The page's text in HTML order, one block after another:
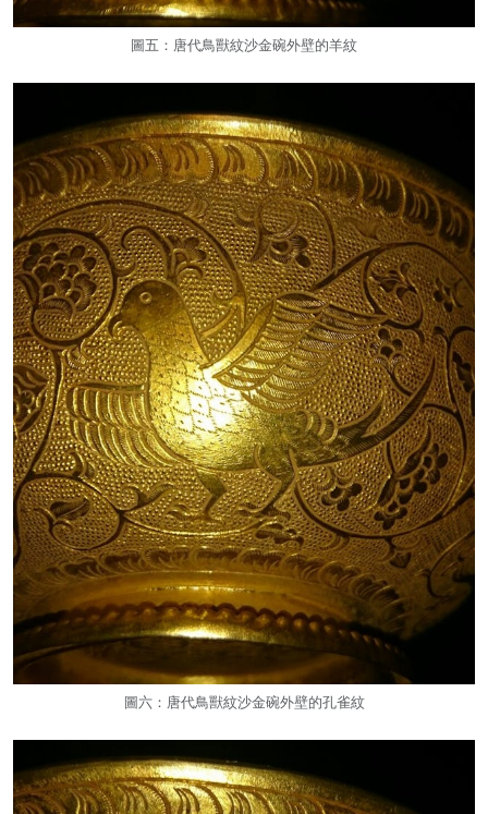
圖五：唐代鳥獸紋沙金碗外壁的羊紋
圖六：唐代鳥獸紋沙金碗外壁的孔雀紋